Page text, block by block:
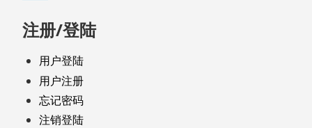
注册/登陆
用户登陆
用户注册
忘记密码
注销登陆